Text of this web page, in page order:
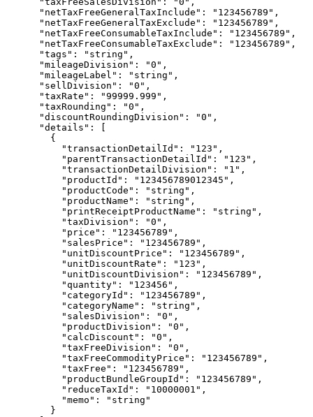
"netTaxFreeGeneralTaxInclude" : " 123456789 " ,
"netTaxFreeGeneralTaxExclude" : " 123456789 " ,
"netTaxFreeConsumableTaxInclude" : " 123456789 " ,
"netTaxFreeConsumableTaxExclude" : " 123456789 " ,
"tags" : " string " ,
"mileageDivision" : "0 " ,
"mileageLabel" : " string " ,
"sellDivision" : "0 " ,
"taxRate" : "99999.999 " ,
"taxRounding" : "0 " ,
"discountRoundingDivision" : "0 " ,
"details" : [
{
"transactionDetailId" : " 123 " ,
"parentTransactionDetailId" : " 123 " ,
"transactionDetailDivision" : " 1 " ,
"productId" : " 123456789012345 " ,
"productCode" : " string " ,
"productName" : " string " ,
"printReceiptProductName" : " string " ,
"taxDivision" : "0 " ,
"price" : " 123456789 " ,
"salesPrice" : " 123456789 " ,
"unitDiscountPrice" : " 123456789 " ,
"unitDiscountRate" : " 123 " ,
"unitDiscountDivision" : " 123456789 " ,
"quantity" : " 123456 " ,
"categoryId" : " 123456789 " ,
"categoryName" : " string " ,
"salesDivision" : "0 " ,
"productDivision" : "0 " ,
"calcDiscount" : "0 " ,
"taxFreeDivision" : "0 " ,
"taxFreeCommodityPrice" : " 123456789 " ,
"taxFree" : " 123456789 " ,
"productBundleGroupId" : " 123456789 " ,
"reduceTaxId" : " 10000001 " ,
"memo" : " string "
}